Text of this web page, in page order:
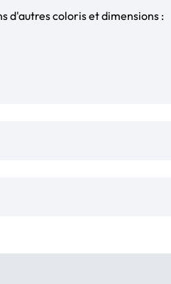
d'autres coloris et dimensions :